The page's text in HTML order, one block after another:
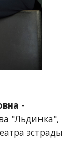
-
"Льдинка",
эстрады